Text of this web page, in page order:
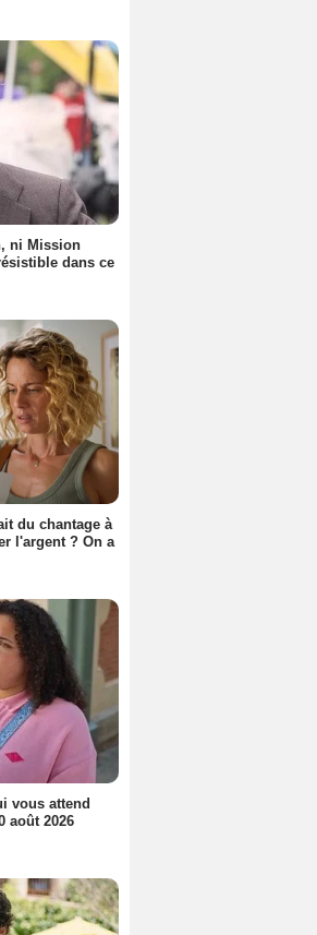
ni Mission
dans ce
du chantage à
l'argent ? On a
vous attend
août 2026